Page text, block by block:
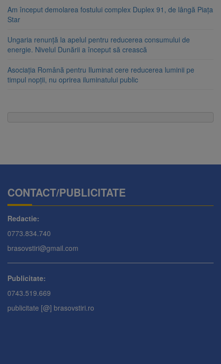
Am început demolarea fostului complex Duplex 91, de lângă Piața
Star
Ungaria renunță la apelul pentru reducerea consumului de
energie. Nivelul Dunării a început să crească
Asociația Română pentru Iluminat cere reducerea luminii pe
timpul nopții, nu oprirea iluminatului public
CONTACT/PUBLICITATE
Redactie:
0773.834.740
brasovstiri@gmail.com
Publicitate:
0743.519.669
publicitate [@] brasovstiri.ro